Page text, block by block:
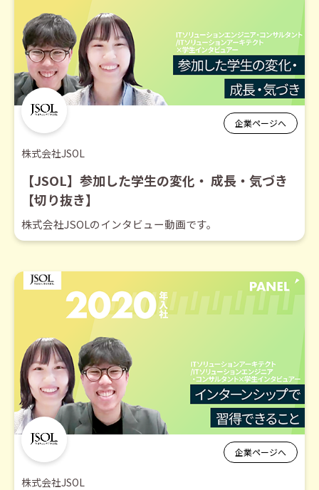
企業ページへ
株式会社JSOL
【JSOL】参加した学生の変化・ 成⾧・気づき
【切り抜き】
株式会社JSOLのインタビュー動画です。
企業ページへ
株式会社JSOL